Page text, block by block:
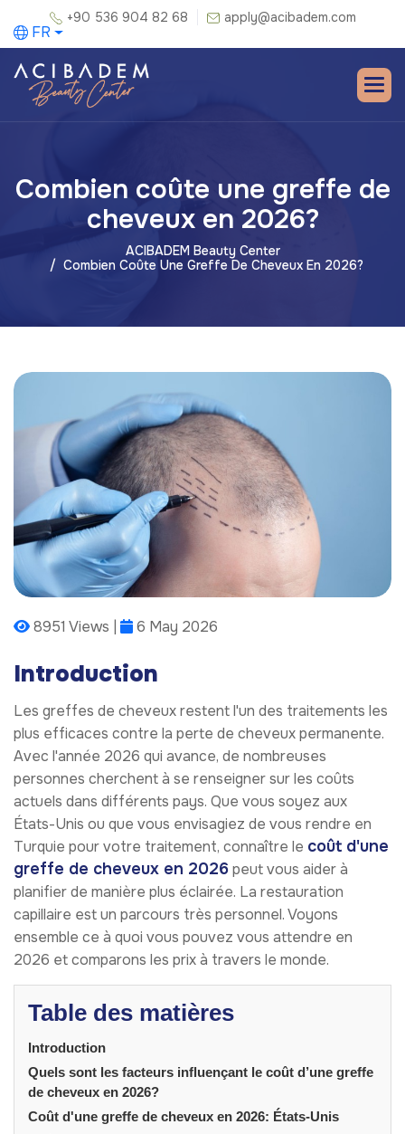
+90 536 904 82 68 apply@acibadem.com
FR
Combien coûte une greffe de
cheveux en 2026?
ACIBADEM Beauty Center
Combien Coûte Une Greffe De Cheveux En 2026?
8951 Views | 6 May 2026
Introduction
Les greffes de cheveux restent l'un des traitements les
plus efficaces contre la perte de cheveux permanente.
Avec l'année 2026 qui avance, de nombreuses
personnes cherchent à se renseigner sur les coûts
actuels dans différents pays. Que vous soyez aux
États-Unis ou que vous envisagiez de vous rendre en
Turquie pour votre traitement, connaître le coût d'une
greffe de cheveux en 2026peut vous aider à
planifier de manière plus éclairée. La restauration
capillaire est un parcours très personnel. Voyons
ensemble ce à quoi vous pouvez vous attendre en
2026 et comparons les prix à travers le monde.
Table des matières
Introduction
Quels sont les facteurs influençant le coût d’une greffe
de cheveux en 2026?
Coût d'une greffe de cheveux en 2026: États-Unis